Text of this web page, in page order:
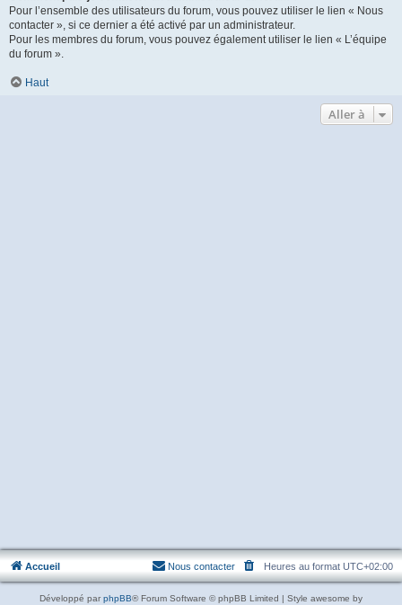
Pour l’ensemble des utilisateurs du forum, vous pouvez utiliser le lien « Nous
contacter », si ce dernier a été activé par un administrateur.
Pour les membres du forum, vous pouvez également utiliser le lien « L’équipe
du forum ».
Haut
Aller à
Accueil Heures au format UTC+02:00
Nous contacter
Développé par phpBB® Forum Software © phpBB Limited | Style awesome by